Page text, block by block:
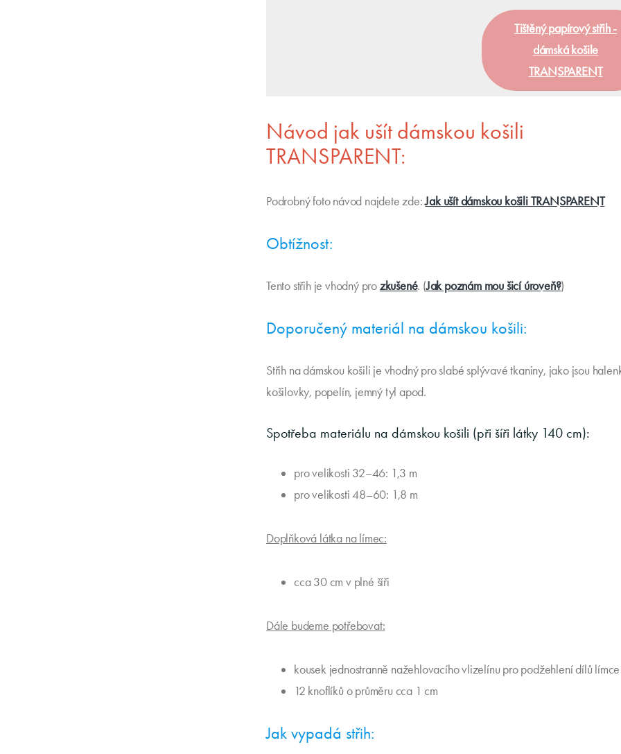
Tištěný papírový střih -
dámská košile
TRANSPARENT
Návod jak ušít dámskou košili
TRANSPARENT:
Podrobný foto návod najdete zde:Jak ušít dámskou košili TRANSPARENT
Obtížnost:
Tento střih je vhodný prozkušené. (Jak poznám mou šicí úroveň?)
Doporučený materiál na dámskou košili:
Střih na dámskou košili je vhodný pro slabé splývavé tkaniny, jako jsou
košilovky, popelín, jemný tyl apod.
Spotřeba materiálu na dámskou košili (při šíři látky 140 cm):
pro velikosti 32–46: 1,3 m
pro velikosti 48–60: 1,8 m
Doplňková látka na límec:
cca 30 cm v plné šíři
Dále budeme potřebovat:
kousek jednostranně nažehlovacího vlizelínu pro podžehlení dílů límce
12 knoflíků o průměru cca 1 cm
Jak vypadá střih: